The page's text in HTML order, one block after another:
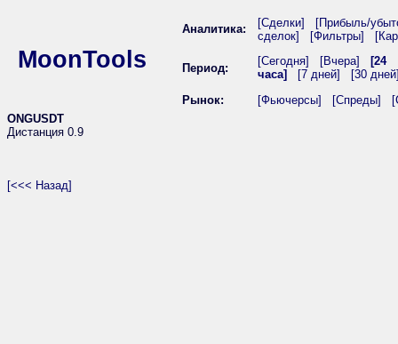
MoonTools
Аналитика: [Сделки]
[Прибыль/
сделок]
[Фильтры]
Период:
[Сегодня] [Вчера]
[24
часа]
[7 дней]
[30
Рынок:
[Фьючерсы] [Спреды]
ONGUSDT
Дистанция 0.9
[<<< Назад]